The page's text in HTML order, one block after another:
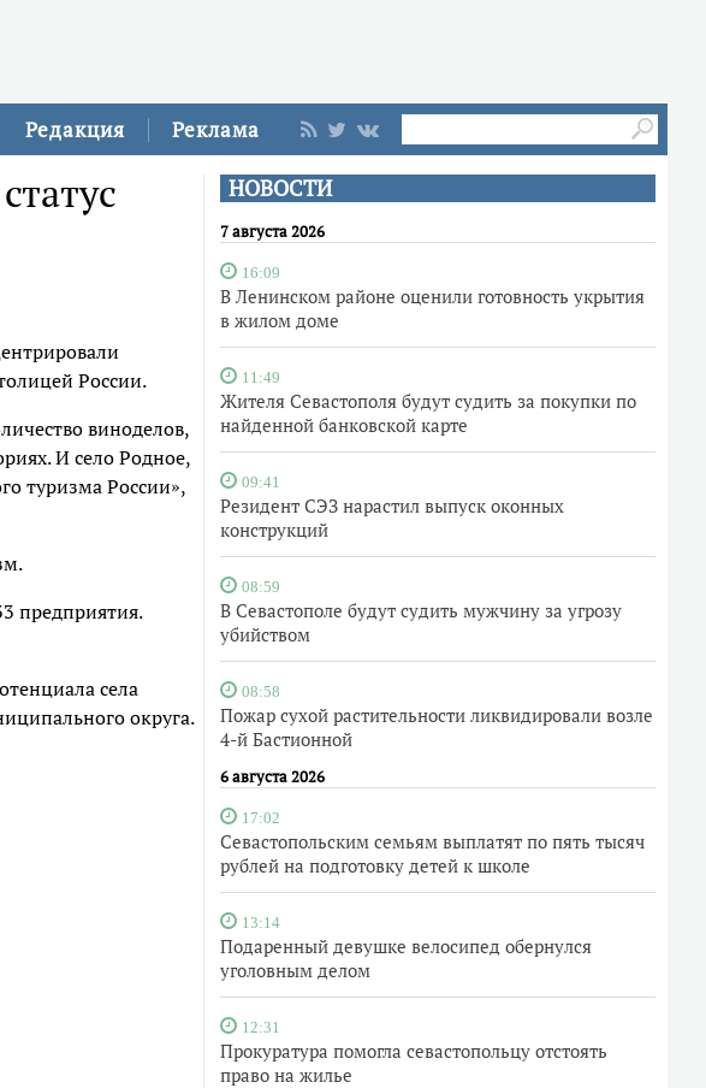
Редакция Реклама
НОВОСТИ
7 августа 2026
16:09
В Ленинском районе оценили готовность укрытия
в жилом доме
11:49
Жителя Севастополя будут судить за покупки по
найденной банковской карте
09:41
Резидент СЭЗ нарастил выпуск оконных
конструкций
08:59
В Севастополе будут судить мужчину за угрозу
убийством
08:58
Пожар сухой растительности ликвидировали возле
4-й Бастионной
6 августа 2026
17:02
Севастопольским семьям выплатят по пять тысяч
рублей на подготовку детей к школе
13:14
Подаренный девушке велосипед обернулся
уголовным делом
12:31
Прокуратура помогла севастопольцу отстоять
право на жилье
России.
виноделов,
И село Родное,
туризма России»,
предприятия.
села
округа.